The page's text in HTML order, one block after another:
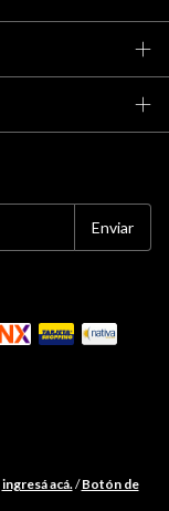
ingresá acá./ Botón de